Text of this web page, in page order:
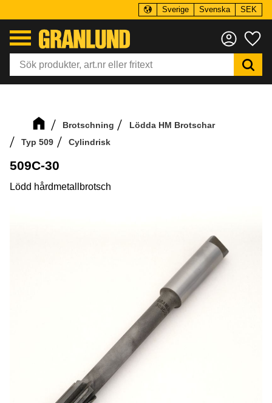
Sverige Svenska SEK
Brotschning
Lödda HM Brotschar
Typ 509
Cylindrisk
509C-30
Lödd hårdmetallbrotsch